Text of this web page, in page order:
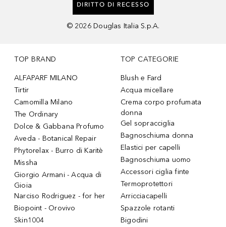
DIRITTO DI RECESSO
© 2026 Douglas Italia S.p.A.
TOP BRAND
ALFAPARF MILANO
Tirtir
Camomilla Milano
The Ordinary
Dolce & Gabbana Profumo
Aveda - Botanical Repair
Phytorelax - Burro di Karitè
Missha
Giorgio Armani - Acqua di
Gioia
Narciso Rodriguez - for her
Biopoint - Orovivo
Skin1004
TOP CATEGORIE
Blush e Fard
Acqua micellare
Crema corpo profumata
donna
Gel sopracciglia
Bagnoschiuma donna
Elastici per capelli
Bagnoschiuma uomo
Accessori ciglia finte
Termoprotettori
Arricciacapelli
Spazzole rotanti
Bigodini